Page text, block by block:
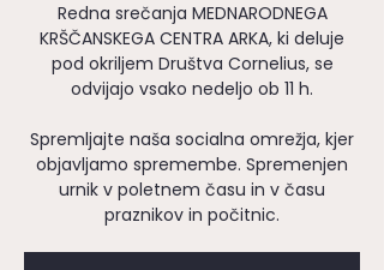
Redna srečanja MEDNARODNEGA
KRŠČANSKEGA CENTRA ARKA, ki deluje
pod okriljem Društva Cornelius, se
odvijajo vsako nedeljo ob 11 h.
Spremljajte naša socialna omrežja, kjer
objavljamo spremembe. Spremenjen
urnik v poletnem času in v času
praznikov in počitnic.